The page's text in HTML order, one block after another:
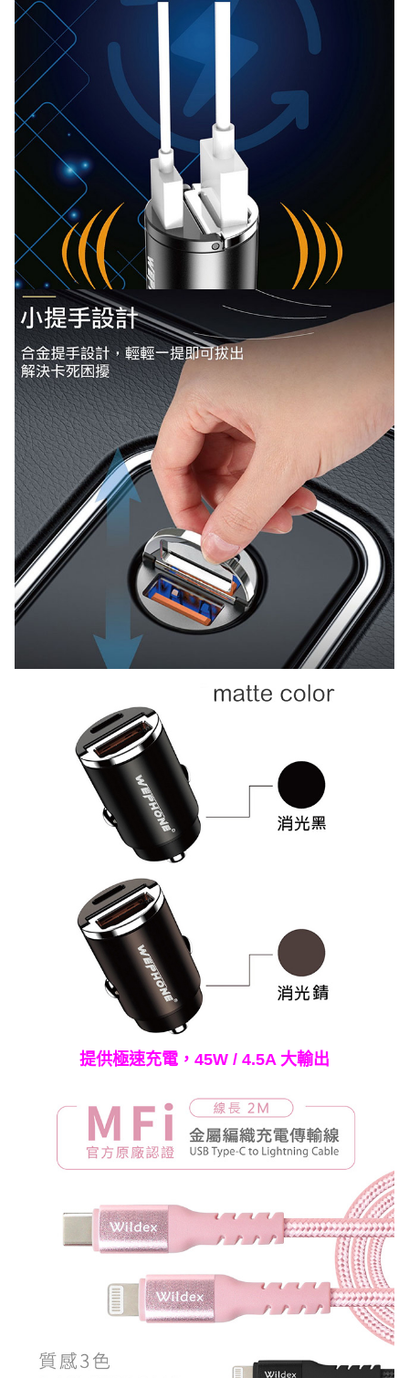
提供極速充電，45W / 4.5A 大輸出